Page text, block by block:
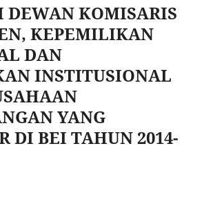
DEWAN KOMISARIS
KEPEMILIKAN
DAN
INSTITUSIONAL
YANG
DI BEI TAHUN 2014-